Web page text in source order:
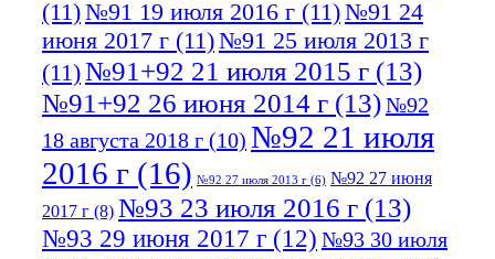
(11)№91 19 июля 2016 г (11)№91 24
июня 2017 г (11)№91 25 июля 2013 г
(11)№91+92 21 июля 2015 г (13)
№91+92 26 июня 2014 г (13)№92
18 августа 2018 г (10) №92 21 июля
2016 г (16) №92 27 июля 2013 г (6) №92 27 июня
2017 г (8) №93 23 июля 2016 г (13)
№93 29 июня 2017 г (12) №93 30 июля